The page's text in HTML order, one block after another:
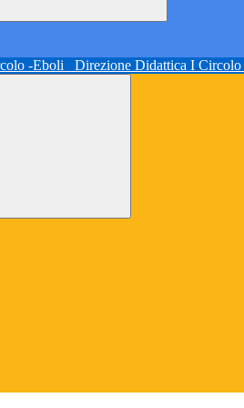
Direzione Didattica I Circolo